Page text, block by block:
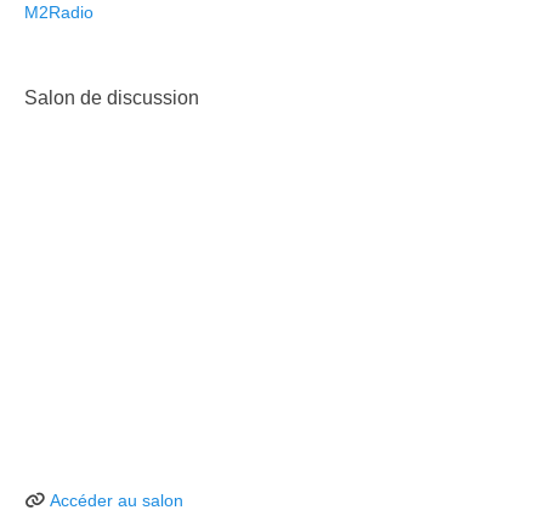
M2Radio
Salon de discussion
Accéder au salon